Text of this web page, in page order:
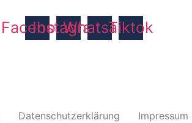
Facebook
Instagram
Whatsapp
Tiktok
Datenschutzerklärung Impressum